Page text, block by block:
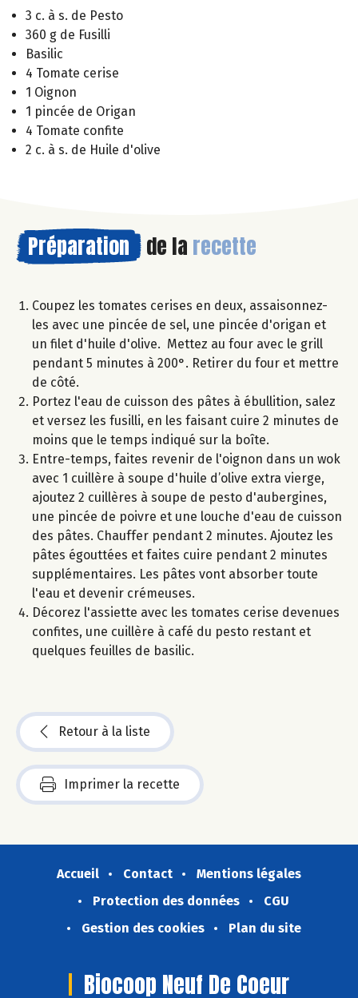
3 c. à s. de Pesto
360 g de Fusilli
Basilic
4 Tomate cerise
1 Oignon
1 pincée de Origan
4 Tomate confite
2 c. à s. de Huile d'olive
Préparation de la recette
Coupez les tomates cerises en deux, assaisonnez-
les avec une pincée de sel, une pincée d'origan et
un filet d'huile d'olive. Mettez au four avec le grill
pendant 5 minutes à 200°. Retirer du four et mettre
de côté.
Portez l'eau de cuisson des pâtes à ébullition, salez
et versez les fusilli, en les faisant cuire 2 minutes de
moins que le temps indiqué sur la boîte.
Entre-temps, faites revenir de l'oignon dans un wok
avec 1 cuillère à soupe d'huile d’olive extra vierge,
ajoutez 2 cuillères à soupe de pesto d'aubergines,
une pincée de poivre et une louche d'eau de cuisson
des pâtes. Chauffer pendant 2 minutes. Ajoutez les
pâtes égouttées et faites cuire pendant 2 minutes
supplémentaires. Les pâtes vont absorber toute
l'eau et devenir crémeuses.
Décorez l'assiette avec les tomates cerise devenues
confites, une cuillère à café du pesto restant et
quelques feuilles de basilic.
Retour à la liste
Imprimer la recette
Accueil Contact
Mentions légales
Protection des données
CGU
Gestion des cookies
Plan du site
Biocoop Neuf De Coeur